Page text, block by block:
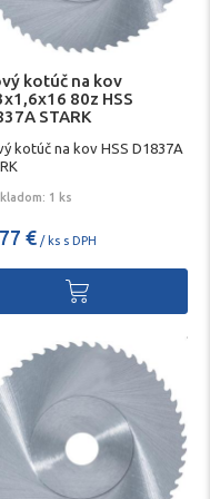
kotúč na kov
80z HSS
STARK
kotúč na kov HSS D1837A
1 ks
€ / ks s DPH